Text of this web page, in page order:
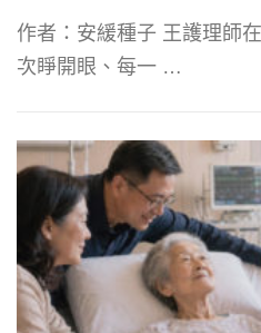
作者：安緩種子 王護理師
次睜開眼、每一 …